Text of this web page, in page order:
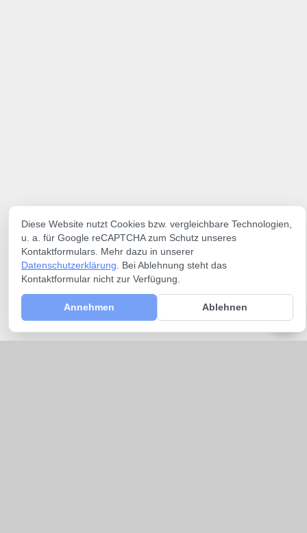
Diese Website nutzt Cookies bzw. vergleichbare Technologien,
u. a. für Google reCAPTCHA zum Schutz unseres
Kontaktformulars. Mehr dazu in unserer
Datenschutzerklärung . Bei Ablehnung steht das
Kontaktformular nicht zur Verfügung.
Annehmen Ablehnen